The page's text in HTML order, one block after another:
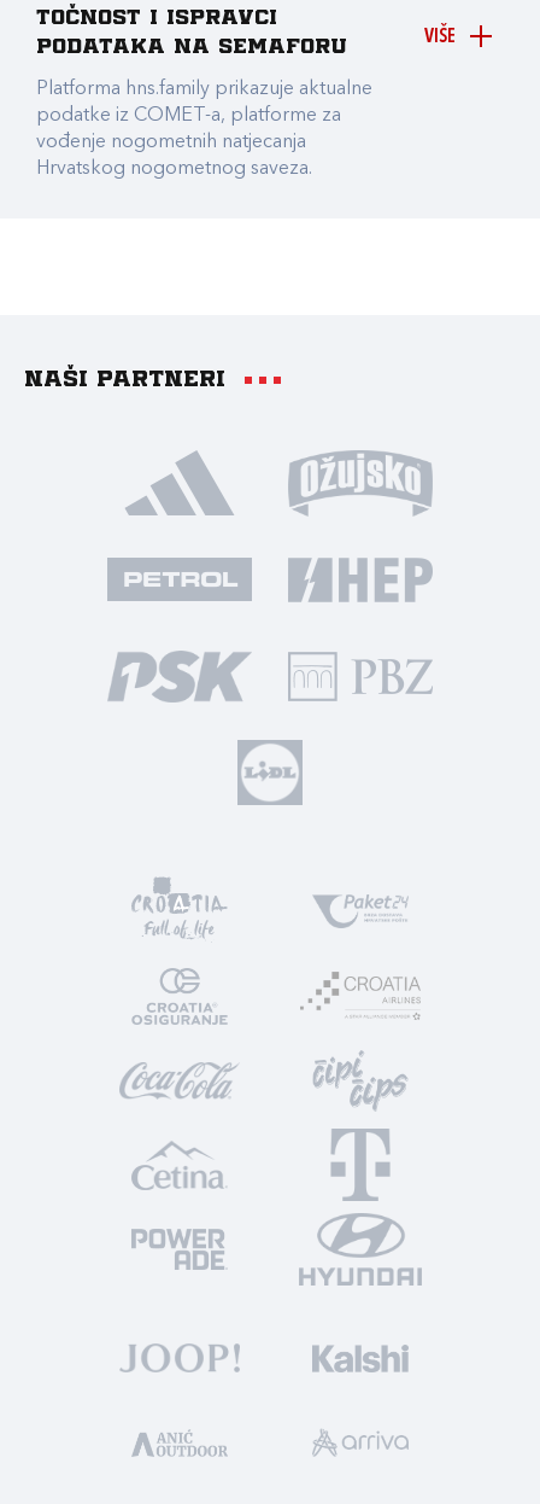
VIŠE
točnost i ispravci
podataka na Semaforu
Platforma hns.family prikazuje aktualne
podatke iz COMET-a, platforme za
vođenje nogometnih natjecanja
Hrvatskog nogometnog saveza.
Naši partneri